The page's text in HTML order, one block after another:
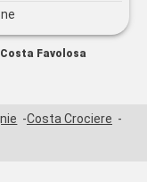
Favolosa
Costa Crociere